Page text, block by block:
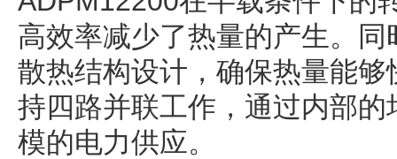
高效率减少了热量的产生。
散热结构设计，确保热量能
持四路并联工作，通过内部
模的电力供应。